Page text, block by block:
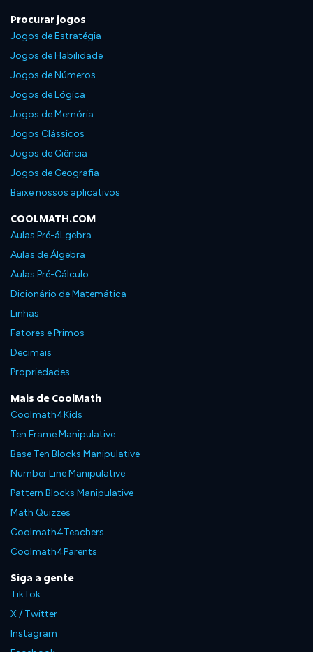
Procurar jogos
Jogos de Estratégia
Jogos de Habilidade
Jogos de Números
Jogos de Lógica
Jogos de Memória
Jogos Clássicos
Jogos de Ciência
Jogos de Geografia
Baixe nossos aplicativos
COOLMATH.COM
Aulas Pré-áLgebra
Aulas de Álgebra
Aulas Pré-Cálculo
Dicionário de Matemática
Linhas
Fatores e Primos
Decimais
Propriedades
Mais de CoolMath
Coolmath4Kids
Ten Frame Manipulative
Base Ten Blocks Manipulative
Number Line Manipulative
Pattern Blocks Manipulative
Math Quizzes
Coolmath4Teachers
Coolmath4Parents
Siga a gente
TikTok
X / Twitter
Instagram